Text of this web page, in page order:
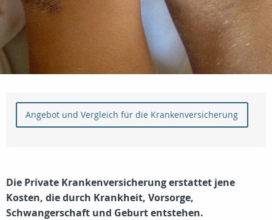
Angebot und Vergleich für die Krankenversicherung
Die Private Krankenversicherung erstattet jene
Kosten, die durch Krankheit, Vorsorge,
Schwangerschaft und Geburt entstehen.